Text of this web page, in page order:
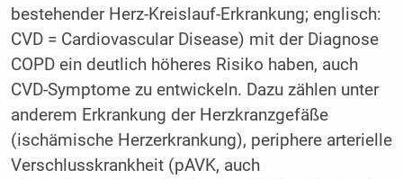
bestehender Herz-Kreislauf-Erkrankung; englisch:
CVD = Cardiovascular Disease) mit der Diagnose
COPD ein deutlich höheres Risiko haben, auch
CVD-Symptome zu entwickeln. Dazu zählen unter
anderem Erkrankung der Herzkranzgefäße
(ischämische Herzerkrankung), periphere arterielle
Verschlusskrankheit (pAVK, auch